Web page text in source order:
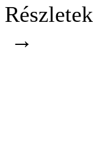
Részletek
→